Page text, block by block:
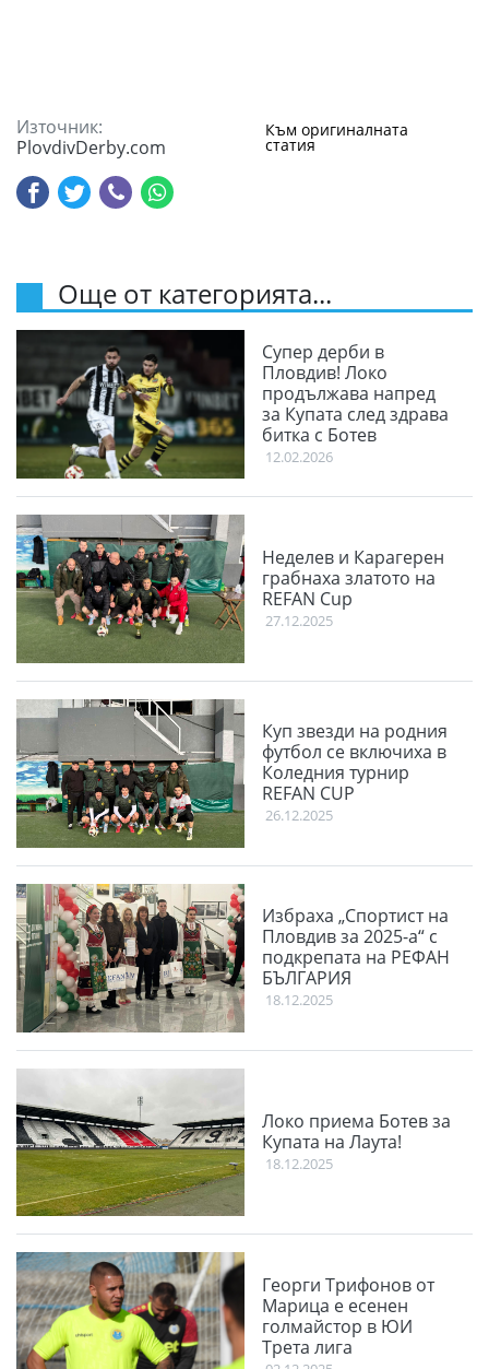
Източник:
PlovdivDerby.com
Към оригиналната
статия
Още от категорията...
Супер дерби в
Пловдив! Локо
продължава напред
за Купата след здрава
битка с Ботев
12.02.2026
Неделев и Карагерен
грабнаха златото на
REFAN Cup
27.12.2025
Куп звезди на родния
футбол се включиха в
Коледния турнир
REFAN CUP
26.12.2025
Избраха „Спортист на
Пловдив за 2025-а“ с
подкрепата на РЕФАН
БЪЛГАРИЯ
18.12.2025
Локо приема Ботев за
Купата на Лаута!
18.12.2025
Георги Трифонов от
Марица е есенен
голмайстор в ЮИ
Трета лига